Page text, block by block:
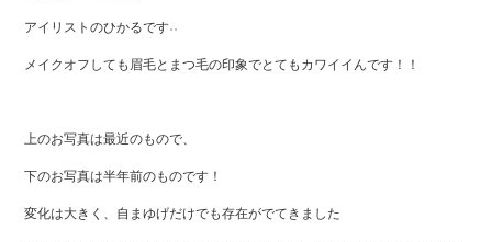
アイリストのひかるです˒˒
メイクオフしても眉毛とまつ毛の印象でとてもカワイイんです！！
上のお写真は最近のもので、
下のお写真は半年前のものです！
変化は大きく、自まゆげだけでも存在がでてきました